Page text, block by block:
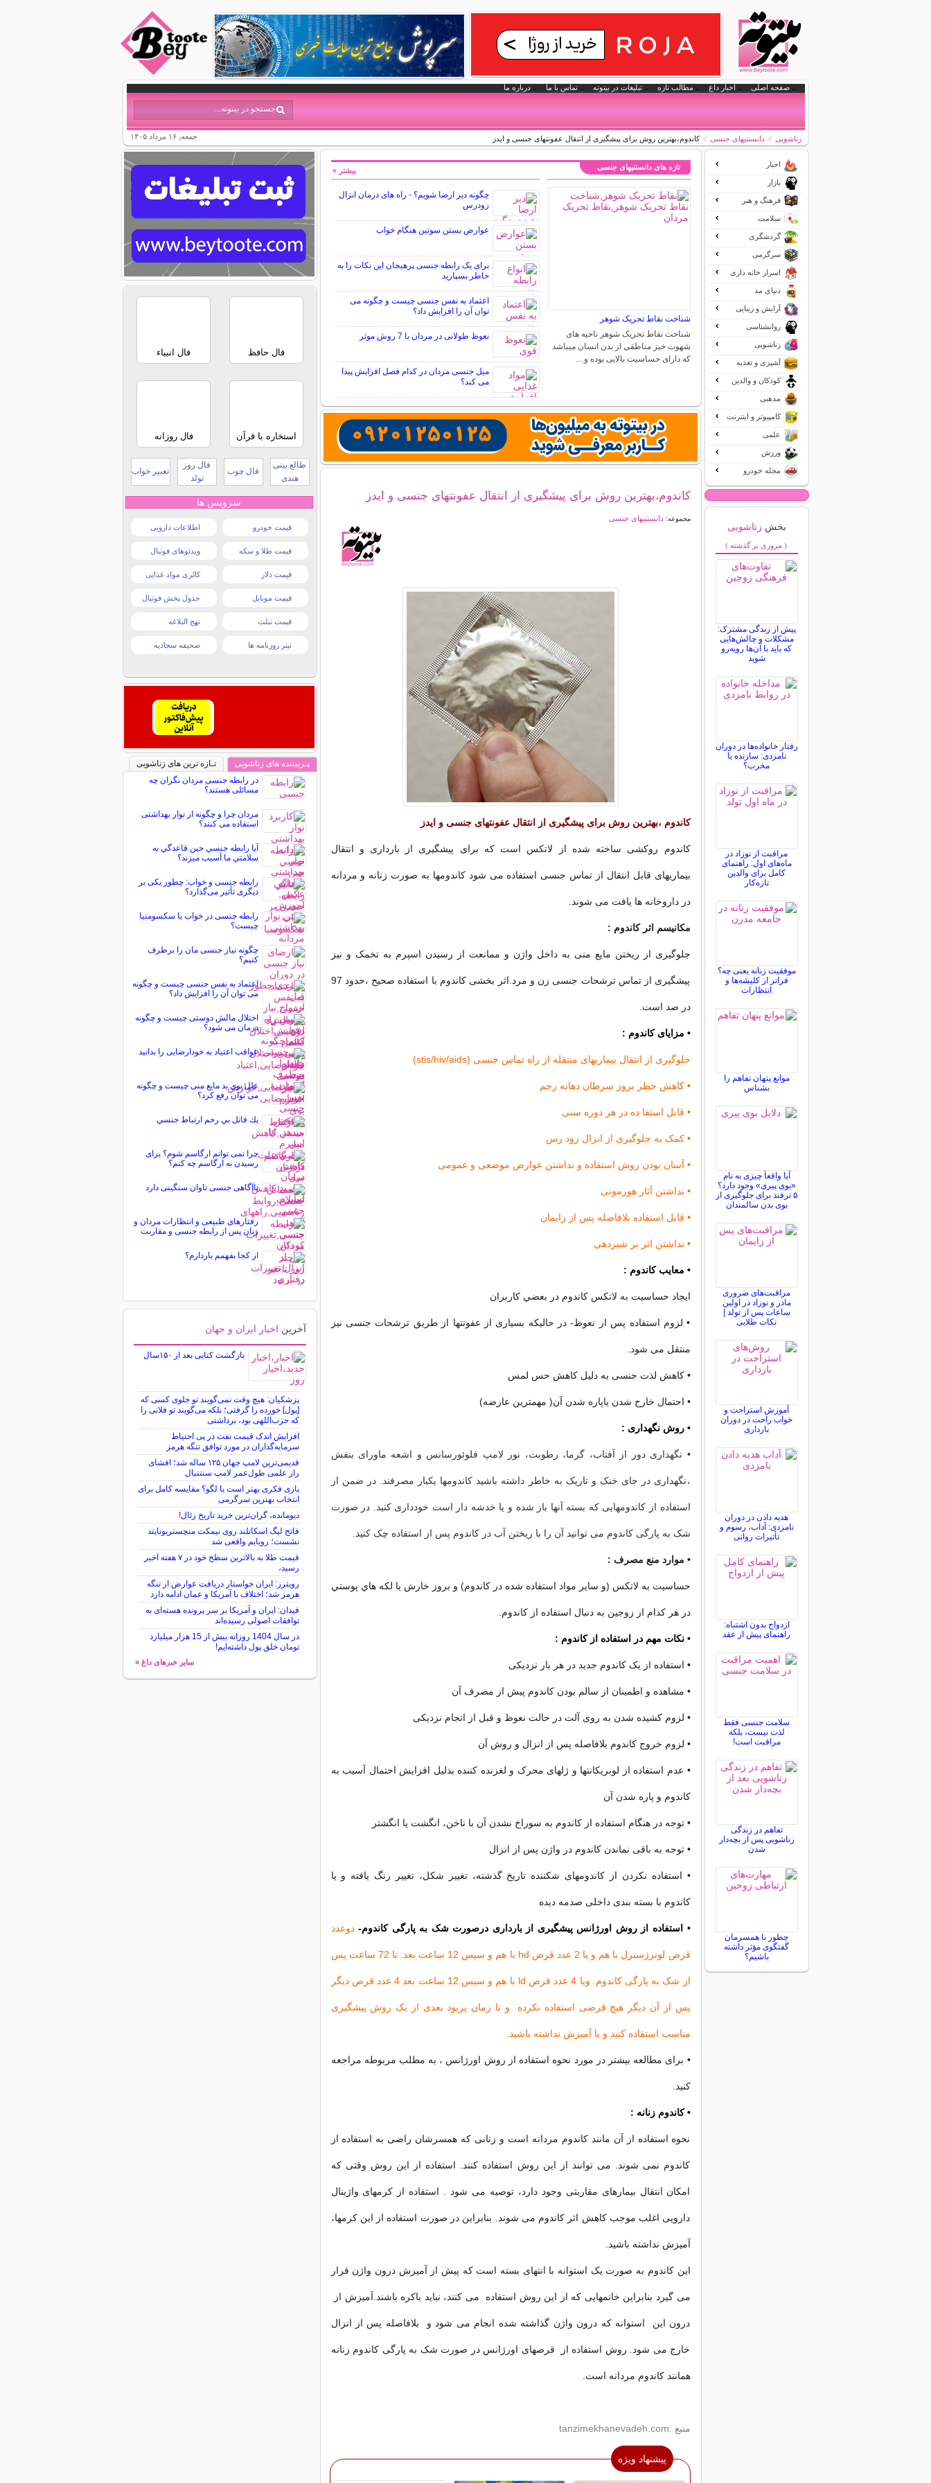
صفحه اصلی اخبار داغ مطالب تازه تبلیغات در بیتوته تماس با ما درباره ما
جمعه, ۱۶ مرداد ۱۴۰۵ زناشویی دانستنیهای جنسی کاندوم،بهترین روش برای پیشگیری از انتقال عفونتهای جنسی و ایدز
تازه های دانستنیهای جنسی
شناخت نقاط تحریک شوهر
شناخت نقاط تحریک شوهر ناحیه های
شهوت خیز مناطقی از بدن انسان میباشد
که دارای حساسیت بالایی بوده و…
چگونه دیر ارضا شویم؟ - راه های درمان انزال
زودرس
عوارض بستن سوتین هنگام خواب
برای یک رابطه جنسی پرهیجان این نکات را به
خاطر بسپارید
اعتماد به نفس جنسی چیست و چگونه می
توان آن را افزایش داد؟
نعوظ طولانی در مردان با 7 روش موثر
میل جنسی مردان در کدام فصل افزایش پیدا
می کند؟
بیشتر »
کاندوم،بهترین روش برای پیشگیری از انتقال عفونتهای جنسی و ایدز
مجموعه:دانستنیهای جنسی
کاندوم ،بهترین روش برای پیشگیری از انتقال عفونتهای جنسی و ایدز
کاندوم روکشی ساخته شده از لاتکس است که برای پیشگیری از بارداری و انتقال
بیماریهای قابل انتقال از تماس جنسی استفاده می شود کاندومها به صورت زنانه و مردانه
در داروخانه ها یافت می شوند.
مکانیسم اثر کاندوم :
جلوگیری از ریختن مایع منی به داخل واژن و ممانعت از رسیدن اسپرم به تخمک و نیز
پیشگیری از تماس ترشحات جنسی زن و مرد.اثر بخشی کاندوم با استفاده صحیح ،حدود 97
در صد است.
• مزایای کاندوم :
جلوگیری از انتقال بیماریهای منتقله از راه تماس جنسی (stis/hiv/aids)
• کاهش خطر بروز سرطان دهانه رحم
• قابل استفا ده در هر دوره سنی
• کمک به جلوگیری از انزال زود رس
• آسان بودن روش استفاده و نداشتن عوارض موضعی و عمومی
• نداشتن آثار هورمونی
• قابل استفاده بلافاصله پس از زایمان
• نداشتن اثر بر شیردهی
• معایب کاندوم :
ایجاد حساسیت به لاتکس کاندوم در بعضي كاربران
• لزوم استفاده پس از نعوظ- در حالیکه بسیاری از عفونتها از طریق ترشحات جنسی نیز
منتقل می شود.
• کاهش لذت جنسی به دلیل کاهش حس لمس
• احتمال خارج شدن یاپاره شدن آن( مهمترین عارضه)
• روش نگهداری :
• نگهداری دور از آفتاب، گرما، رطوبت، نور لامپ فلوئورسانس و اشعه ماورای بنفش
،نگهداری در جای خنک و تاریک به خاطر داشته باشید کاندومها یکبار مصرفند. در ضمن از
استفاده از کاندومهایی که بسته آنها باز شده و یا خدشه دار است خودداری کنید. در صورت
شک به پارگی کاندوم می توانید آن را با ریختن آب در کاندوم پس از استفاده چک کنید.
• موارد منع مصرف :
حساسیت به لاتکس (و ساير مواد استفاده شده در كاندوم) و بروز خارش يا لكه هاي پوستي
در هر کدام از زوجین به دنبال استفاده از كاندوم.
• نکات مهم در استفاده از کاندوم :
• استفاده از یک کاندوم جدید در هر بار نزدیکی
• مشاهده و اطمینان از سالم بودن کاندوم پیش از مصرف آن
• لزوم کشیده شدن به روی آلت در حالت نعوظ و قبل از انجام نزدیکی
• لزوم خروج کاندوم بلافاصله پس از انزال و روش آن
• عدم استفاده از لوبریکانتها و ژلهای محرک و لغزنده کننده بدلیل افزایش احتمال آسیب به
کاندوم و پاره شدن آن
• توجه در هنگام استفاده از کاندوم به سوراخ نشدن آن با ناخن، انگشت یا انگشتر
• توجه به باقی نماندن کاندوم در واژن پس از انزال
• استفاده نکردن از کاندومهای شکننده تاریخ گذشته، تغییر شکل، تغییر رنگ یافته و یا
کاندوم با بسته بندی داخلی صدمه دیده
• استفاده از روش اورژانس پیشگیری از بارداری درصورت شک به پارگی کاندوم- دوعدد
قرص لونرژسترل با هم و یا 2 عدد قرص hd با هم و سپس 12 ساعت بعد. تا 72 ساعت پس
از شک به پارگی کاندوم. ویا 4 عدد قرص ld با هم و سپس 12 ساعت بعد 4 عدد قرص دیگر
پس از آن دیگر هیچ قرصی استفاده نکرده و تا زمان پریود بعدی از یک روش پیشگیری
مناسب استفاده کنید و یا آمیزش نداشته باشید.
• برای مطالعه بیشتر در مورد نحوه استفاده از روش اورژانس ، به مطلب مربوطه مراجعه
کنید.
• کاندوم زنانه :
نحوه استفاده از آن مانند کاندوم مردانه است و زنانی که همسرشان راضی به استفاده از
کاندوم نمی شوند. می توانند از این روش استفاده کنند. استفاده از این روش وقتی که
امکان انتقال بیمارهای مقاربتی وجود دارد، توصیه می شود . استفاده از کرمهای واژینال
دارویی اغلب موجب کاهش اثر کاندوم می شوند. بنابراین در صورت استفاده از این کرمها،
آمیزش نداشته باشید.
این کاندوم به صورت یک استوانه با انتهای بسته است که پیش از آمیزش درون واژن قرار
می گیرد بنابراین خانمهایی که از این روش استفاده می کنند، نباید باکره باشند.آمیزش از
درون این استوانه که درون واژن گذاشته شده انجام می شود و بلافاصله پس از انزال
خارج می شود. روش استفاده از قرصهای اورژانس در صورت شک به پارگی کاندوم زنانه
همانند کاندوم مردانه است.
منبع :tanzimekhanevadeh.com
پیشنهاد ویژه
اخبار
بازار
فرهنگ و هنر
سلامت
گردشگری
سرگرمی
اسرار خانه داری
دنیای مد
آرایش و زیبایی
روانشناسی
زناشویی
آشپزی و تغذیه
کودکان و والدین
مذهبی
کامپیوتر و اینترنت
علمی
ورزش
مجله خودرو
بخش زناشویی
( مروری بر گذشته )
پیش از زندگی مشترک:
مشکلات و چالش‌هایی
که باید با آن‌ها روبه‌رو
شوید
رفتار خانواده‌ها در دوران
نامزدی: سازنده یا
مخرب؟
مراقبت از نوزاد در
ماه‌های اول: راهنمای
کامل برای والدین
تازه‌کار
موفقیت زنانه یعنی چه؟
فراتر از کلیشه‌ها و
انتظارات
موانع پنهان تفاهم را
بشناس
آیا واقعاً چیزی به نام
«بوی پیری» وجود دارد؟
۵ ترفند برای جلوگیری از
بوی بدن سالمندان
مراقبت‌های ضروری
مادر و نوزاد در اولین
ساعات پس از تولد |
نکات طلایی
آموزش استراحت و
خواب راحت در دوران
بارداری
هدیه دادن در دوران
نامزدی: آداب، رسوم و
تأثیرات روانی
ازدواج بدون اشتباه:
راهنمای پیش از عقد
سلامت جنسی فقط
لذت نیست، بلکه
مراقبت است!
تفاهم در زندگی
زناشویی پس از بچه‌دار
شدن
چطور با همسرمان
گفتگوی مؤثر داشته
باشیم؟
فال حافظ فال انبیاء
استخاره با قرآن فال روزانه
طالع بینی
هندی
فال چوب
فال روز
تولد
تعبیر خواب
سرویس ها
قیمت خودرو اطلاعات دارویی
قیمت طلا و سکه ویدئوهای فوتبال
قیمت دلار کالری مواد غذایی
قیمت موبایل جدول پخش فوتبال
قیمت تبلت نهج البلاغه
تیتر روزنامه ها صحیفه سجادیه
پـربیننده های زناشویی
تـازه ترین های زناشویی
در رابطه جنسی مردان نگران چه
مسائلی هستند؟
مردان چرا و چگونه از نوار بهداشتی
استفاده می کنند؟
آيا رابطه جنسي حين قاعدگي به
سلامتي ما آسيب ميزند؟
رابطه جنسی و خواب: چطور یکی بر
دیگری تأثیر می‌گذارد؟
رابطه جنسی در خواب یا سکسومنیا
چیست؟
چگونه نیاز جنسی مان را برطرف
کنیم؟
اعتماد به نفس جنسی چیست و چگونه
می توان آن را افزایش داد؟
اختلال مالش دوستی چیست و چگونه
درمان می شود؟
عواقب اعتیاد به خودارضایی را بدانید
علل بوی بد مایع منی چیست و چگونه
می توان رفع کرد؟
يك قاتل بي رحم ارتباط جنسي
چرا نمی توانم ارگاسم شوم؟ برای
رسیدن به ارگاسم چه کنم؟
ناآگاهی جنسی تاوان سنگینی دارد
رفتارهای طبیعی و انتظارات مردان و
زنان پس از رابطه جنسی و مقاربت
از کجا بفهمم باردارم؟
آخرین اخبار ایران و جهان
بازگشت کتابی بعد از ۱۵۰سال
پزشکیان: هیچ وقت نمی‌گویند تو جلوی کسی که
[پول] خورده را گرفتی؛ بلکه می‌گویند تو فلانی را
که حزب‌اللهی بود، برداشتی
افزایش اندک قیمت نفت در پی احتیاط
سرمایه‌گذاران در مورد توافق تنگه هرمز
قدیمی‌ترین لامپ جهان ۱۲۵ ساله شد؛ افشای
راز علمی طول‌عمر لامپ سنتنیال
بازی فکری بهتر است یا لگو؟ مقایسه کامل برای
انتخاب بهترین سرگرمی
دیومانده، گران‌ترین خرید تاریخ رئال!
فاتح لیگ اسکاتلند روی نیمکت منچستریونایتد
نشست؛ رویایم واقعی شد
قیمت طلا به بالاترین سطح خود در ۷ هفته اخیر
رسید،
رویترز: ایران خواستار دریافت عوارض از تنگه
هرمز شد؛ اختلاف با آمریکا و عمان ادامه دارد
فیدان: ایران و آمریکا بر سر پرونده هسته‌ای به
توافقات اصولی رسیده‌اند
در سال 1404 روزانه بیش از 15 هزار میلیارد
تومان خلق پول داشته‌ایم!
سایر خبرهای داغ »